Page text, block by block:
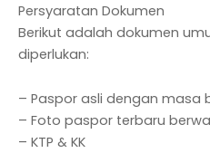
Persyaratan Dokumen
Berikut adalah dokumen
diperlukan:
– Paspor asli dengan masa
– Foto paspor terbaru
– KTP & KK